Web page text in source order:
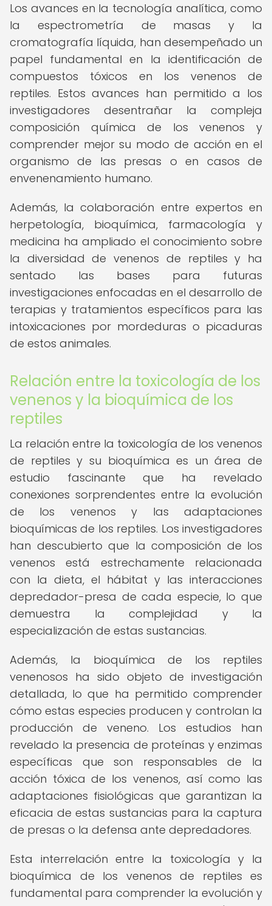
Los avances en la tecnología analítica, como
la espectrometría de masas y la
cromatografía líquida, han desempeñado un
papel fundamental en la identificación de
compuestos tóxicos en los venenos de
reptiles. Estos avances han permitido a los
investigadores desentrañar la compleja
composición química de los venenos y
comprender mejor su modo de acción en el
organismo de las presas o en casos de
envenenamiento humano.
Además, la colaboración entre expertos en
herpetología, bioquímica, farmacología y
medicina ha ampliado el conocimiento sobre
la diversidad de venenos de reptiles y ha
sentado las bases para futuras
investigaciones enfocadas en el desarrollo de
terapias y tratamientos específicos para las
intoxicaciones por mordeduras o picaduras
de estos animales.
Relación entre la toxicología de los
venenos y la bioquímica de los
reptiles
La relación entre la toxicología de los venenos
de reptiles y su bioquímica es un área de
estudio fascinante que ha revelado
conexiones sorprendentes entre la evolución
de los venenos y las adaptaciones
bioquímicas de los reptiles. Los investigadores
han descubierto que la composición de los
venenos está estrechamente relacionada
con la dieta, el hábitat y las interacciones
depredador-presa de cada especie, lo que
demuestra la complejidad y la
especialización de estas sustancias.
Además, la bioquímica de los reptiles
venenosos ha sido objeto de investigación
detallada, lo que ha permitido comprender
cómo estas especies producen y controlan la
producción de veneno. Los estudios han
revelado la presencia de proteínas y enzimas
específicas que son responsables de la
acción tóxica de los venenos, así como las
adaptaciones fisiológicas que garantizan la
eficacia de estas sustancias para la captura
de presas o la defensa ante depredadores.
Esta interrelación entre la toxicología y la
bioquímica de los venenos de reptiles es
fundamental para comprender la evolución y